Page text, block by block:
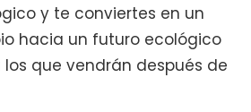
y te conviertes en un
hacia un futuro ecológico
que vendrán después de